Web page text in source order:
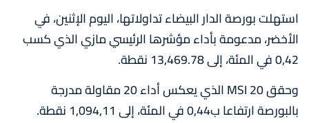
استهلت بورصة الدار البيضاء تداولاتها، اليوم الإثنين، في
الأخضر، مدعومة بأداء مؤشرها الرئيسي مازي الذي كسب
0,42 في المئة، إلى 13,469.78 نقطة.
وحقق MSI 20 الذي يعكس أداء 20 مقاولة مدرجة
بالبورصة ارتفاعا ب0,44 في المئة، إلى 1,094,11 نقطة.